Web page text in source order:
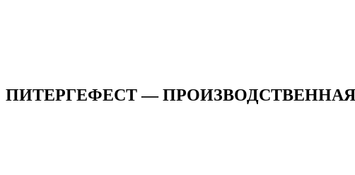
ПИТЕРГЕФЕСТ — ПРОИЗВОДСТВЕННАЯ